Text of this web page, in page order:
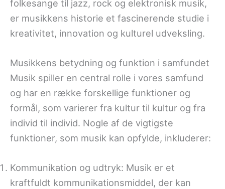
folkesange til jazz, rock og elektronisk musik,
er musikkens historie et fascinerende studie i
kreativitet, innovation og kulturel udveksling.
Musikkens betydning og funktion i samfundet
Musik spiller en central rolle i vores samfund
og har en række forskellige funktioner og
formål, som varierer fra kultur til kultur og fra
individ til individ. Nogle af de vigtigste
funktioner, som musik kan opfylde, inkluderer:
Kommunikation og udtryk: Musik er et
kraftfuldt kommunikationsmiddel, der kan